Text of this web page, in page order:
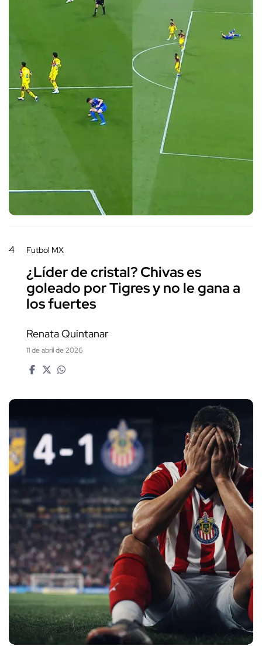
4 Futbol MX
¿Líder de cristal? Chivas es
goleado por Tigres y no le gana a
los fuertes
Renata Quintanar
11 de abril de 2026